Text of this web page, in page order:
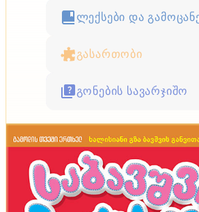
ლექსები და
გასართობი
გონების სავარჯიშო